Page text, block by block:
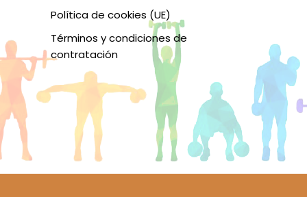
Política de cookies (UE)
Términos y condiciones de
contratación